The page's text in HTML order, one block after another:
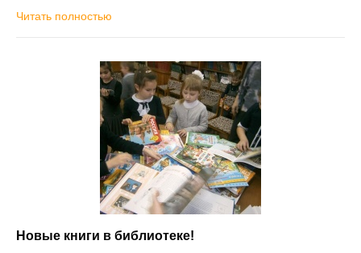
Читать полностью
Новые книги в библиотеке!